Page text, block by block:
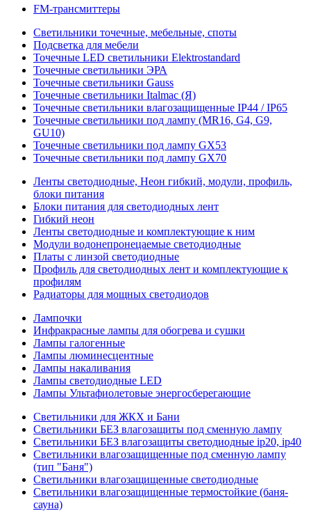
FM-трансмиттеры
Светильники точечные, мебельные, споты
Подсветка для мебели
Точечные LED светильники Elektrostandard
Точечные светильники ЭРА
Точечные светильники Gauss
Точечные светильники Italmac (Я)
Точечные светильники влагозащищенные IP44 / IP65
Точечные светильники под лампу (MR16, G4, G9,
GU10)
Точечные светильники под лампу GX53
Точечные светильники под лампу GX70
Ленты светодиодные, Неон гибкий, модули, профиль,
блоки питания
Блоки питания для светодиодных лент
Гибкий неон
Ленты светодиодные и комплектующие к ним
Модули водонепронецаемые светодиодные
Платы с линзой светодиодные
Профиль для светодиодных лент и комплектующие к
профилям
Радиаторы для мощных светодиодов
Лампочки
Инфракрасные лампы для обогрева и сушки
Лампы галогенные
Лампы люминесцентные
Лампы накаливания
Лампы светодиодные LED
Лампы Ультафиолетовые энергосберегающие
Светильники для ЖКХ и Бани
Светильники БЕЗ влагозащиты под сменную лампу
Светильники БЕЗ влагозащиты светодиодные ip20, ip40
Светильники влагозащищенные под сменную лампу
(тип "Баня")
Светильники влагозащищенные светодиодные
Светильники влагозащищенные термостойкие (баня-
сауна)